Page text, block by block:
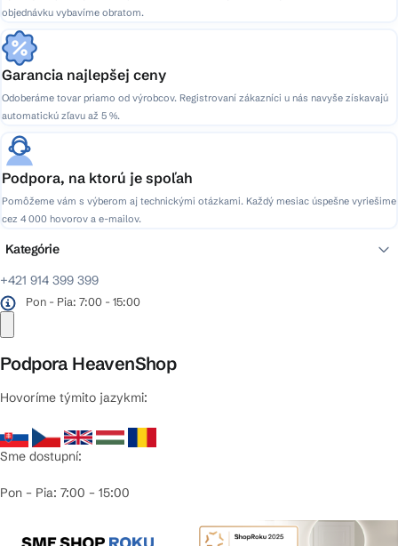
objednávku vybavíme obratom.
Garancia najlepšej ceny
Odoberáme tovar priamo od výrobcov. Registrovaní zákazníci u nás navyše získavajú
automatickú zľavu až 5 %.
Podpora, na ktorú je spoľah
Pomôžeme vám s výberom aj technickými otázkami. Každý mesiac úspešne vyriešime
cez 4 000 hovorov a e-mailov.
+421 914 399 399
Pon - Pia: 7:00 - 15:00
Podpora HeavenShop
Hovoríme týmito jazykmi:
Sme dostupní:
Pon – Pia: 7:00 – 15:00
Kategórie